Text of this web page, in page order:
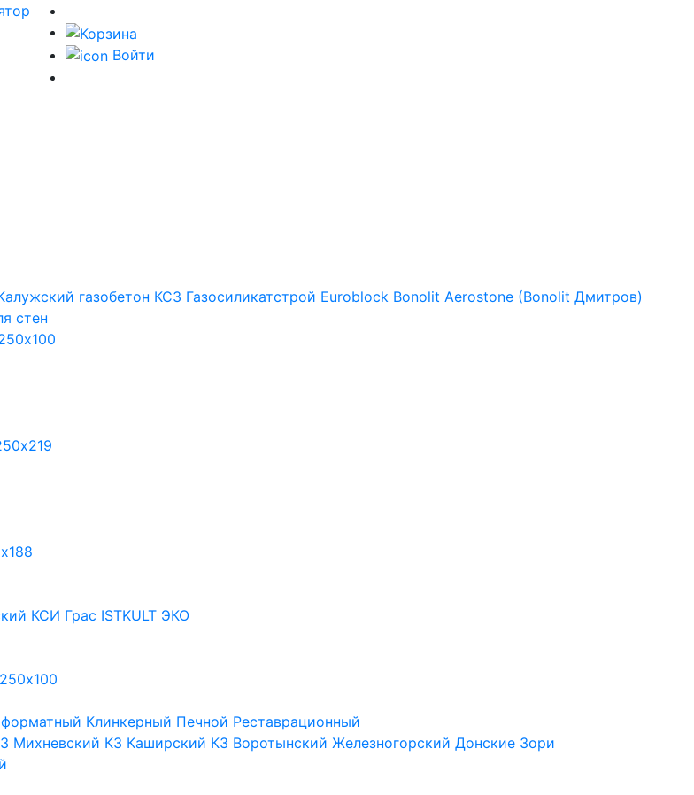
Войти
газобетон КСЗ Газосиликатстрой Euroblock Bonolit Aerostone (Bonolit Дмитров)
стен
КСИ Грас ISTKULT ЭКО
Клинкерный Печной Реставрационный
Михневский КЗ Каширский КЗ Воротынский Железногорский Донские Зори